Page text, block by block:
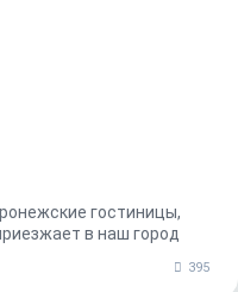
гостиницы,
в наш город
395